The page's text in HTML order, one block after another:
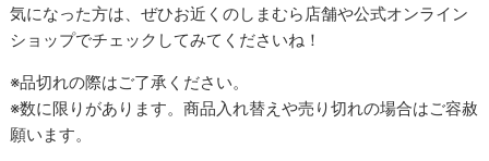
気になった方は、ぜひお近くのしまむら店舗や公式オンライン
ショップでチェックしてみてくださいね！
※品切れの際はご了承ください。
※数に限りがあります。商品入れ替えや売り切れの場合はご容赦
願います。